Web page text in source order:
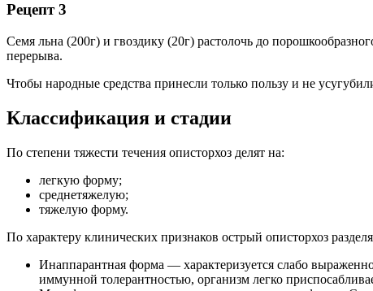
Рецепт 3
Семя льна (200г) и гвоздику (20г) растолочь до
перерыва.
Чтобы народные средства принесли только пользу и не
Классификация и стадии
По степени тяжести течения описторхоз делят на:
легкую форму;
среднетяжелую;
тяжелую форму.
По характеру клинических признаков острый описторхоз
Инаппарантная форма — характеризуется слабо
иммунной толерантностью, организм легко